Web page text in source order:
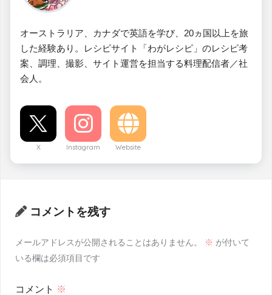
オーストラリア、カナダで英語を学び、20ヵ国以上を旅
した経験あり。レシピサイト「わがレシピ」のレシピ考
案、調理、撮影、サイト運営を担当する料理配信者／社
会人。
X Instagram Website
コメントを残す
メールアドレスが公開されることはありません。 ※ が付いて
いる欄は必須項目です
コメント ※